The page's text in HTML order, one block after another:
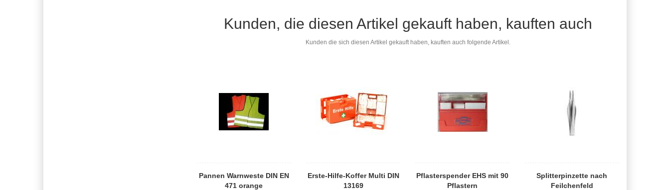
Kunden, die diesen Artikel gekauft haben, kauften auch
Kunden die sich diesen Artikel gekauft haben, kauften auch folgende Artikel.
Pannen Warnweste DIN EN
471 orange
Erste-Hilfe-Koffer Multi DIN
13169
Pflasterspender EHS mit 90
Pflastern
Splitterpinzette nach
Feilchenfeld